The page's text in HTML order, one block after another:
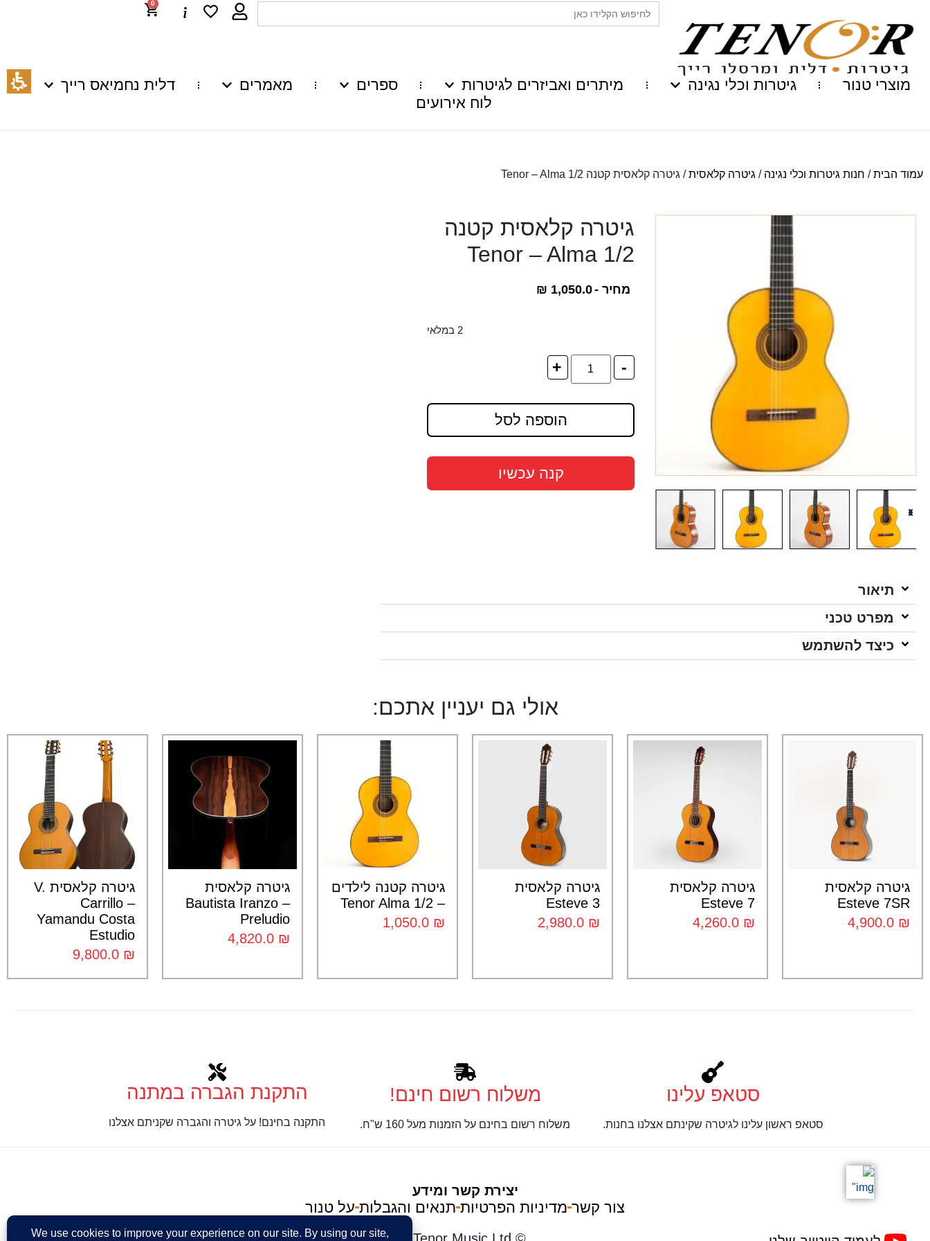
Search
for:
0
מוצרי טנור גיטרות וכלי נגינה מיתרים ואביזרים לגיטרות ספרים מאמרים
דלית נחמיאס רייך
לוח אירועים
עמוד הבית/ חנות גיטרות וכלי נגינה / גיטרה קלאסית/ גיטרה קלאסית קטנה Tenor – Alma 1/2
גיטרה קלאסית קטנה
Tenor – Alma 1/2
מחיר - ₪ 1,050.0
2 במלאי
-
+
הוספה לסל
קנה עכשיו
תיאור
מפרט טכני
כיצד להשתמש
אולי גם יעניין אתכם:
גיטרה קלאסית
Esteve 7SR
₪
גיטרה קלאסית
Esteve 7
₪
גיטרה קלאסית
Esteve 3
₪
גיטרה קטנה לילדים
– 1/2 Tenor Alma
₪
גיטרה קלאסית
Bautista Iranzo –
Preludio
₪
גיטרה קלאסית V.
Carrillo –
Yamandu Costa
Estudio
₪
סטאפ עלינו
סטאפ ראשון עלינו לגיטרה שקינתם אצלנו בחנות.
משלוח רשום חינם!
משלוח רשום בחינם על הזמנות מעל 160 ש"ח.
התקנת הגברה במתנה
התקנה בחינם! על גיטרה והגברה שקניתם אצלנו
יצירת קשר ומידע
צור קשר מדיניות הפרטיות תנאים והגבלות על טנור